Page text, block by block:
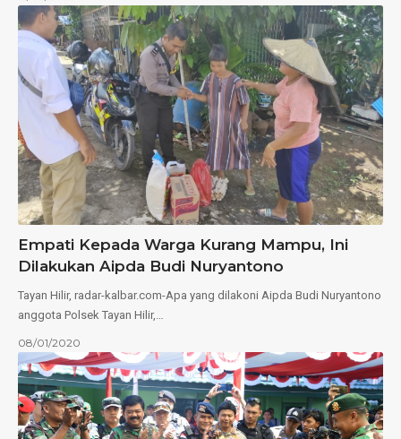
Empati Kepada Warga Kurang Mampu, Ini
Dilakukan Aipda Budi Nuryantono
Tayan Hilir, radar-kalbar.com-Apa yang dilakoni Aipda Budi Nuryantono
anggota Polsek Tayan Hilir,…
08/01/2020